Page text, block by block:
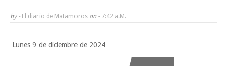
by - El diario de Matamoros on - 7:42 A.m.
Lunes 9 de diciembre de 2024